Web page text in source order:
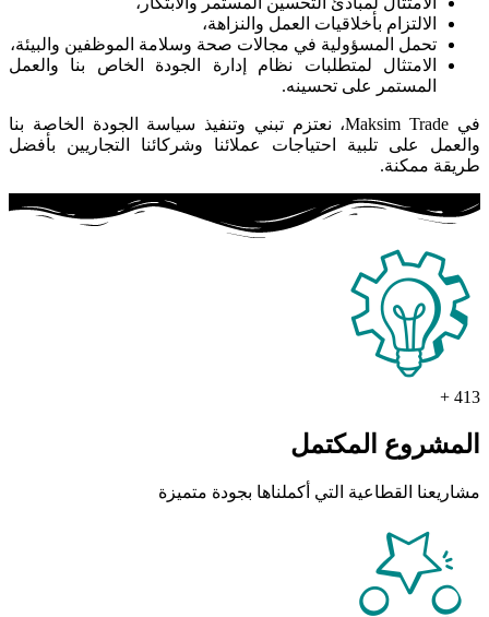
الالتزام بأخلاقيات العمل والنزاهة،
تحمل المسؤولية في مجالات صحة وسلامة الموظفين والبيئة،
الامتثال لمتطلبات نظام إدارة الجودة الخاص بنا والعمل
المستمر على تحسينه.
في Maksim Trade، نعتزم تبني وتنفيذ سياسة الجودة الخاصة بنا
والعمل على تلبية احتياجات عملائنا وشركائنا التجاريين بأفضل
طريقة ممكنة.
413
+
المشروع المكتمل
مشاريعنا القطاعية التي أكملناها بجودة متميزة